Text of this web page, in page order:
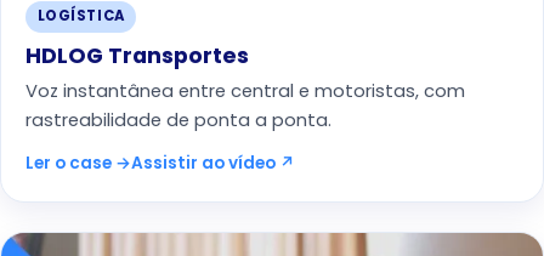
LOGÍSTICA
HDLOG Transportes
Voz instantânea entre central e motoristas, com
rastreabilidade de ponta a ponta.
Ler o case →Assistir ao vídeo ↗